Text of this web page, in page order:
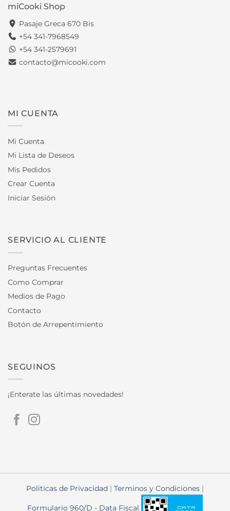
miCooki Shop
Pasaje Greca 670 Bis
+54 341-7968549
+54 341-2579691
contacto@micooki.com
MI CUENTA
Mi Cuenta
Mi Lista de Deseos
Mis Pedidos
Crear Cuenta
Iniciar Sesión
SERVICIO AL CLIENTE
Preguntas Frecuentes
Como Comprar
Medios de Pago
Contacto
Botón de Arrepentimiento
SEGUINOS
¡Enterate las últimas novedades!
Politicas de Privacidad | Terminos y Condiciones |
Formulario 960/D - Data Fiscal